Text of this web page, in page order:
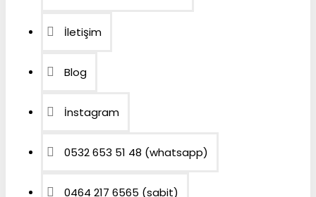
İletişim
Blog
İnstagram
0532 653 51 48 (whatsapp)
0464 217 6565 (sabit)